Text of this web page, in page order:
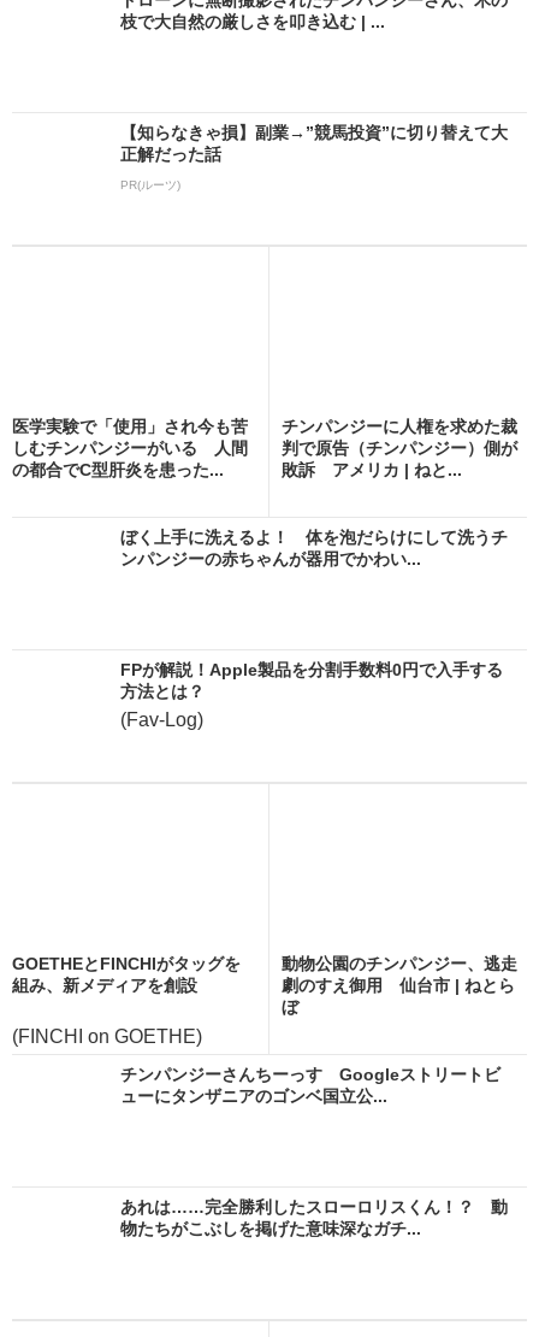
枝で大自然の厳しさを叩き込む | ...
【知らなきゃ損】副業→”競馬投資”に切り替えて大
正解だった話
PR(ルーツ)
医学実験で「使用」され今も苦
しむチンパンジーがいる 人間
の都合でC型肝炎を患った...
チンパンジーに人権を求めた裁
判で原告（チンパンジー）側が
敗訴 アメリカ | ねと...
ぼく上手に洗えるよ！ 体を泡だらけにして洗うチ
ンパンジーの赤ちゃんが器用でかわい...
FPが解説！Apple製品を分割手数料0円で入手する
方法とは？
(Fav-Log)
GOETHEとFINCHIがタッグを
組み、新メディアを創設
(FINCHI on GOETHE)
動物公園のチンパンジー、逃走
劇のすえ御用 仙台市 | ねとら
ぼ
チンパンジーさんちーっす Googleストリートビ
ューにタンザニアのゴンベ国立公...
あれは……完全勝利したスローロリスくん！？ 動
物たちがこぶしを掲げた意味深なガチ...